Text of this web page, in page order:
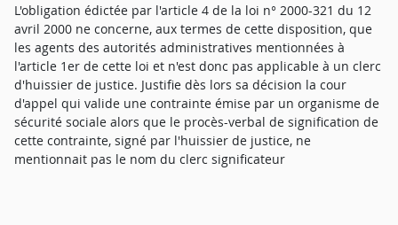
L'obligation édictée par l'article 4 de la loi n° 2000-321 du 12
avril 2000 ne concerne, aux termes de cette disposition, que
les agents des autorités administratives mentionnées à
l'article 1er de cette loi et n'est donc pas applicable à un clerc
d'huissier de justice. Justifie dès lors sa décision la cour
d'appel qui valide une contrainte émise par un organisme de
sécurité sociale alors que le procès-verbal de signification de
cette contrainte, signé par l'huissier de justice, ne
mentionnait pas le nom du clerc significateur